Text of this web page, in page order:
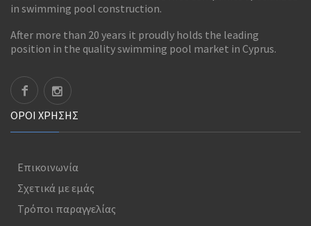
in swimming pool construction.
After more than 20 years it proudly holds the leading
position in the quality swimming pool market in Cyprus.
ΟΡΟΊ ΧΡΉΣΗΣ
Επικοινωνία
Σχετικά με εμάς
Τρόποι παραγγελίας